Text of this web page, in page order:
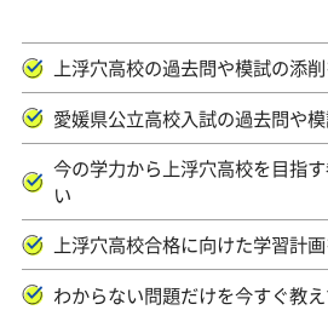
上浮穴高校の過去問や模試の添
愛媛県公立高校入試の過去問や
今の学力から上浮穴高校を目指
い
上浮穴高校合格に向けた学習計
わからない問題だけを今すぐ教